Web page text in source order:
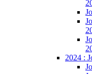
2024 :